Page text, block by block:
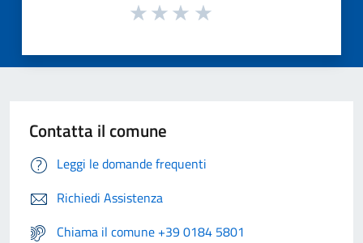
Contatta il comune
Leggi le domande frequenti
Richiedi Assistenza
Chiama il comune +39 0184 5801